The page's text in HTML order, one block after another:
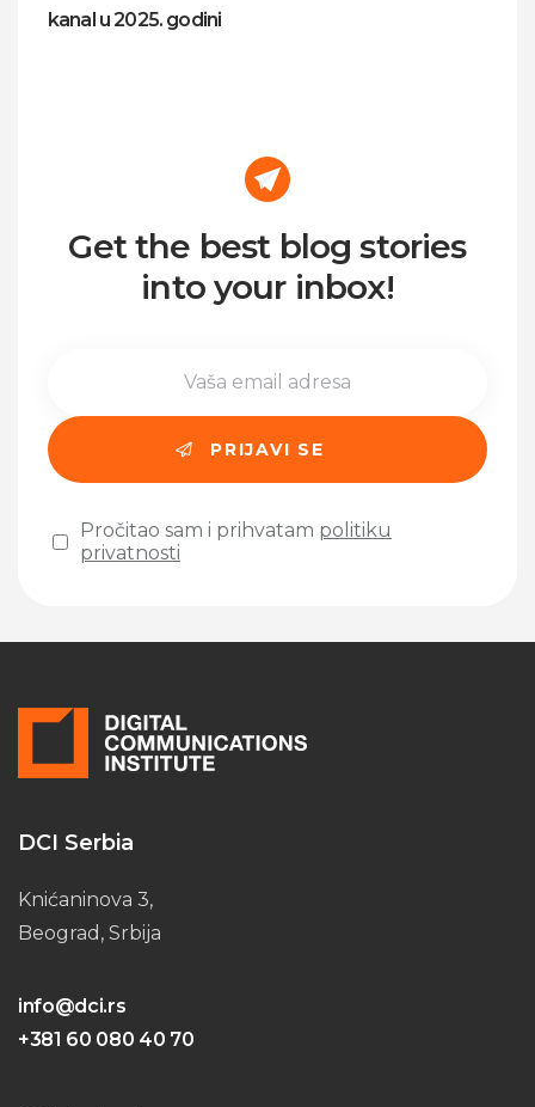
kanal u 2025. godini
Get the best blog stories
into your inbox!
Pročitao sam i prihvatam politiku
privatnosti
DCI Serbia
Knićaninova 3,
Beograd, Srbija
info@dci.rs
+381 60 080 40 70